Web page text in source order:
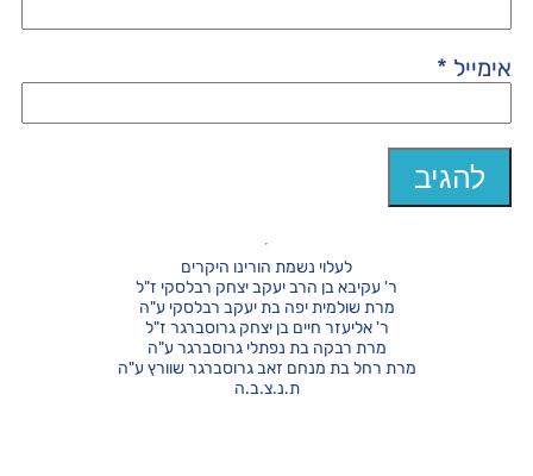
אימייל *
לעלוי נשמת הורינו היקרים
ר' עקיבא בן הרב יעקב יצחק רבלסקי ז"ל
מרת שולמית יפה בת יעקב רבלסקי ע"ה
ר' אליעזר חיים בן יצחק גרוסברגר ז"ל
מרת רבקה בת נפתלי גרוסברגר ע"ה
מרת רחל בת מנחם זאב גרוסברגר שוורץ ע"ה
ת.נ.צ.ב.ה